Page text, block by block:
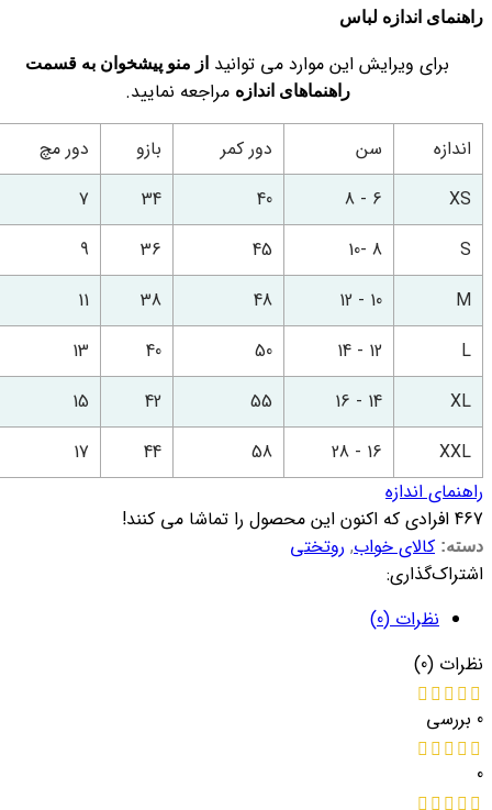
راهنمای اندازه لباس
برای ویرایش این موارد می توانید از منو پیشخوان به قسمت
راهنماهای اندازه مراجعه نمایید.
اندازه سن دور کمر بازو
دور مچ
XS
6 - 8
40
34
7
S
8 -10
45
36
9
M
10 - 12
48
38
11
L
12 - 14
50
40
13
XL
14 - 16
55
42
15
XXL
16 - 28
58
44
17
راهنمای اندازه
467 افرادی که اکنون این محصول را تماشا می کنند!
دسته: کالای خواب, روتختی
اشتراک‌گذاری:
نظرات (0)
نظرات (0)
0 بررسی
0